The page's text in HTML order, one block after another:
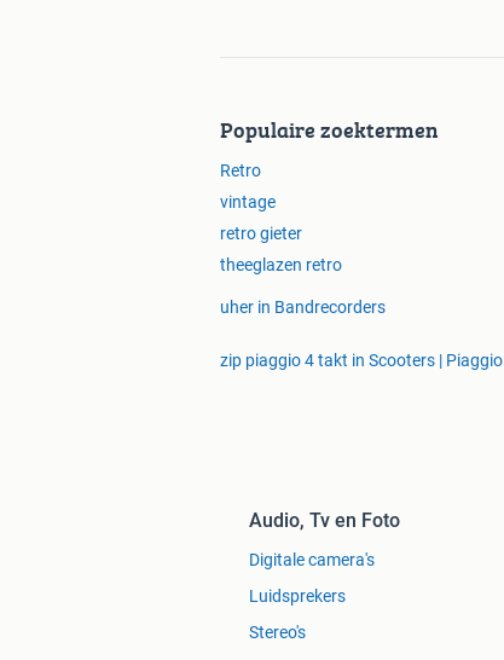
Populaire zoektermen
Retro
vintage
retro gieter
theeglazen retro
uher in Bandrecorders
zip piaggio 4 takt in Scooters | Piaggio
Audio, Tv en Foto
Digitale camera's
Luidsprekers
Stereo's